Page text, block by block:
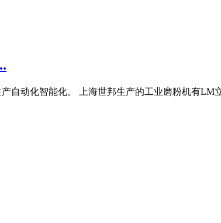
自动化智能化。 上海世邦生产的工业磨粉机有LM